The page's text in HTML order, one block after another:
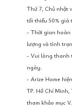
Thứ 7, Chủ nhật
tối thiểu 50% giá
- Thời gian hoàn
lượng và tình
- Vui lòng thanh
ngày.
- Arize Home
TP. Hồ Chí
tham khảo mục